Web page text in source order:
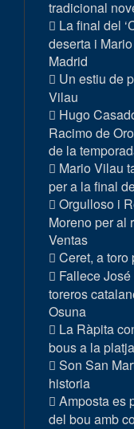
tradicional
La final del
deserta i
Madrid
Un estiu de
Vilau
Hugo
Racimo de
de la
Mario Vilau
per a la final
Orgulloso i
Moreno per al
Ventas
Ceret, a toro
Fallece
toreros
Osuna
La Ràpita
bous a la platja
Son San
historia
Amposta es
del bou amb